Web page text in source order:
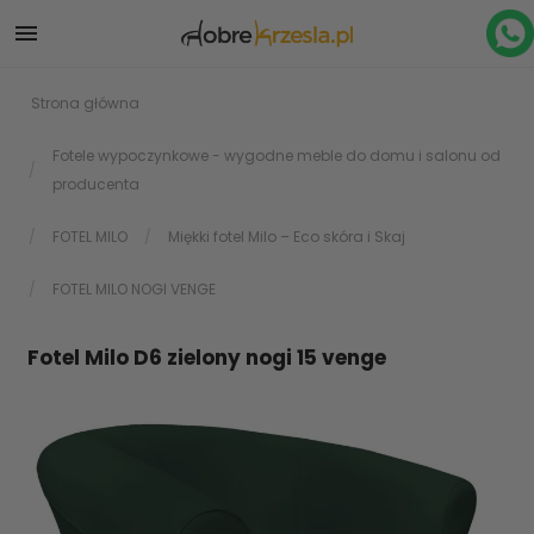

Strona główna
Fotele wypoczynkowe - wygodne meble do domu i salonu od
producenta
FOTEL MILO Miękki fotel Milo – Eco skóra i Skaj
FOTEL MILO NOGI VENGE
Fotel Milo D6 zielony nogi 15 venge